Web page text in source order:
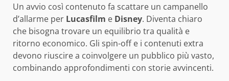
Un avvio così contenuto fa scattare un campanello
d’allarme per Lucasfilm e Disney. Diventa chiaro
che bisogna trovare un equilibrio tra qualità e
ritorno economico. Gli spin-off e i contenuti extra
devono riuscire a coinvolgere un pubblico più vasto,
combinando approfondimenti con storie avvincenti.